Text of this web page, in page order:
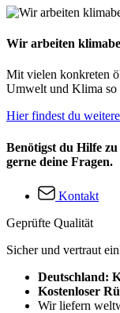
Wir arbeiten
Mit vielen konkreten
Umwelt und Klima so
Hier findest du
Benötigst du Hilfe
gerne deine Fragen.
Kontakt
Geprüfte Qualität
Sicher und vertraut
Deutschland:
Kostenloser
Wir liefern